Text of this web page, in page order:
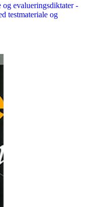
evalueringsdiktater -
testmateriale og